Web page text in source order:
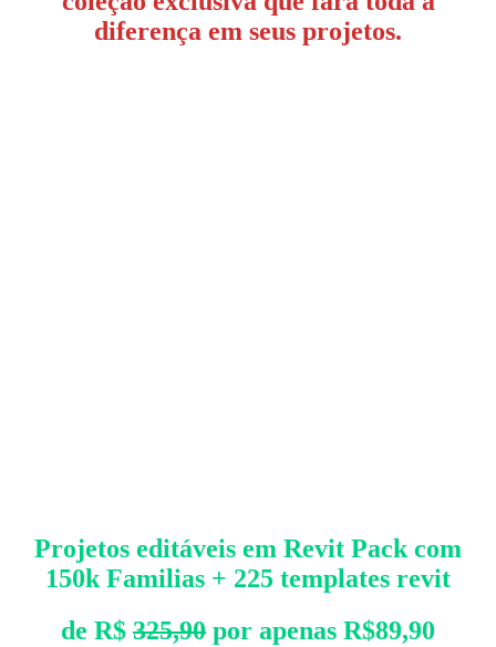
diferença em seus projetos.
Projetos editáveis em Revit Pack com
150k Familias + 225 templates revit
de R$ 325,90 por apenas R$89,90